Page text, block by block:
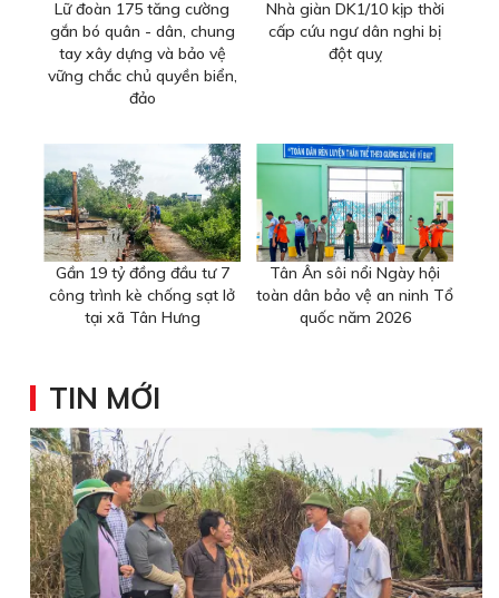
Lữ đoàn 175 tăng cường
gắn bó quân - dân, chung
tay xây dựng và bảo vệ
vững chắc chủ quyền biển,
đảo
Nhà giàn DK1/10 kịp thời
cấp cứu ngư dân nghi bị
đột quỵ
Gần 19 tỷ đồng đầu tư 7
công trình kè chống sạt lở
tại xã Tân Hưng
Tân Ân sôi nổi Ngày hội
toàn dân bảo vệ an ninh Tổ
quốc năm 2026
TIN MỚI